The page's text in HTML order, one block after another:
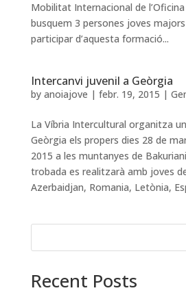
Mobilitat Internacional de l’Oficina
busquem 3 persones joves
participar d’aquesta formació...
Intercanvi juvenil a Geòrgia
by anoiajove | febr. 19, 2015 |
La Víbria Intercultural organitza
Geòrgia els propers dies 28 de
2015 a les muntanyes de
trobada es realitzarà amb joves
Azerbaidjan, Romania, Letònia,
Recent Posts